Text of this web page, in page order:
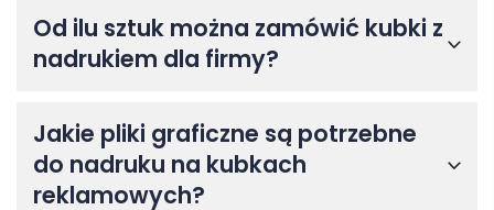
Od ilu sztuk można zamówić kubki z
nadrukiem dla firmy?
Jakie pliki graficzne są potrzebne
do nadruku na kubkach
reklamowych?